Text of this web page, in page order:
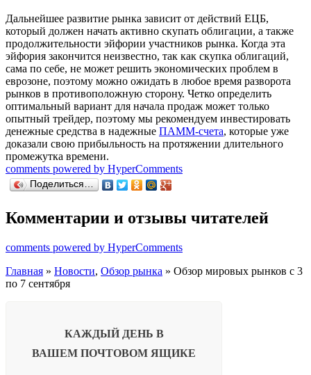
Дальнейшее развитие рынка зависит от действий ЕЦБ,
который должен начать активно скупать облигации, а также
продолжительности эйфории участников рынка. Когда эта
эйфория закончится неизвестно, так как скупка облигаций,
сама по себе, не может решить экономических проблем в
еврозоне, поэтому можно ожидать в любое время разворота
рынков в противоположную сторону. Четко определить
оптимальный вариант для начала продаж может только
опытный трейдер, поэтому мы рекомендуем инвестировать
денежные средства в надежные ПАММ-счета, которые уже
доказали свою прибыльность на протяжении длительного
промежутка времени.
comments powered by HyperComments
Поделиться…
Комментарии и отзывы читателей
comments powered by HyperComments
Главная » Новости, Обзор рынка » Обзор мировых рынков с 3
по 7 сентября
КАЖДЫЙ ДЕНЬ В
ВАШЕМ ПОЧТОВОМ ЯЩИКЕ